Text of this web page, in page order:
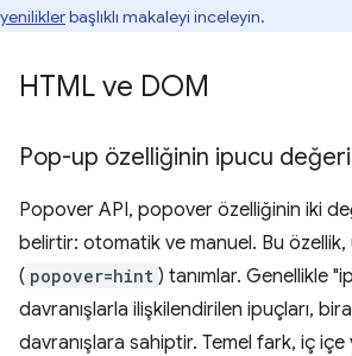
yeniliklerbaşlıklı makaleyi inceleyin.
HTML ve DOM
Pop-up özelliğinin ipucu değeri
Popover API, popover özelliğinin iki
belirtir: otomatik ve manuel. Bu
( popover=hint ) tanımlar. Genellikle
davranışlarla ilişkilendirilen ipuçları,
davranışlara sahiptir. Temel fark, iç